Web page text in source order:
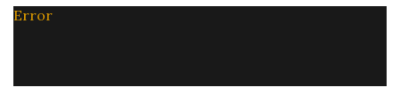
Error